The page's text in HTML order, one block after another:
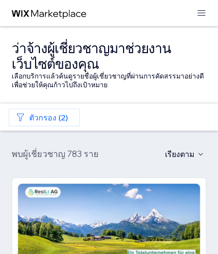
ว่าจ้างผู้เชี่ยวชาญมาช่วยงาน
เว็บไซต์ของคุณ
เลือกบริการแล้วค้นดูรายชื่อผู้เชี่ยวชาญที่ผ่านการคัดสรรมาอย่างดี
เพื่อช่วยให้คุณก้าวไปถึงเป้าหมาย
ตัวกรอง (2)
พบผู้เชี่ยวชาญ 783 ราย เรียงตาม